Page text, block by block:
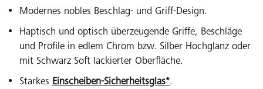
Modernes nobles Beschlag- und Griff-Design.
Haptisch und optisch überzeugende Griffe, Beschläge
und Profile in edlem Chrom bzw. Silber Hochglanz oder
mit Schwarz Soft lackierter Oberfläche.
Starkes Einscheiben-Sicherheitsglas*.